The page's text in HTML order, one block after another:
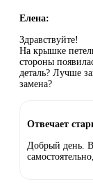
Елена:
Здравствуйте!
На крышке
стороны
деталь? Лучше
замена?
Отвечает
Добрый день. В